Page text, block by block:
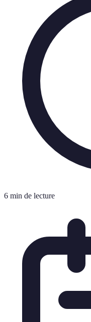
6 min de lecture